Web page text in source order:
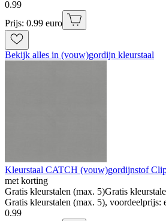
0.99
Prijs: 0.99 euro
Bekijk alles in (vouw)gordijn kleurstaal
Kleurstaal CATCH (vouw)gordijnstof
met korting
Gratis kleurstalen (max. 5)Gratis
Gratis kleurstalen (max. 5), voordeelprijs:
0.99